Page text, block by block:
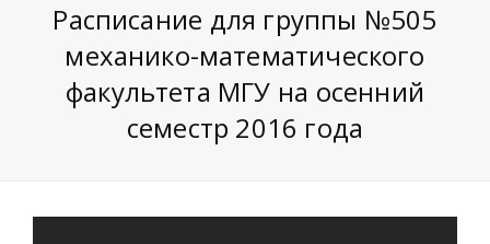
Расписание для группы №505
механико-математического
факультета МГУ на осенний
семестр 2016 года